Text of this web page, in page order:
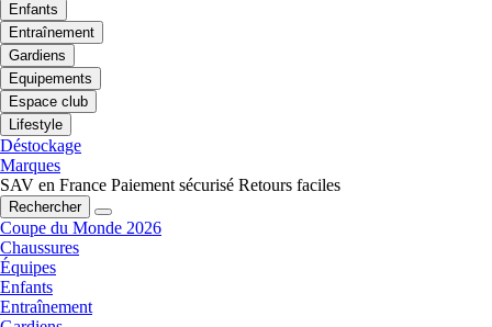
Enfants
Entraînement
Gardiens
Equipements
Espace club
Lifestyle
Déstockage
Marques
SAV en France Paiement sécurisé Retours faciles
Rechercher
Coupe du Monde 2026
Chaussures
Équipes
Enfants
Entraînement